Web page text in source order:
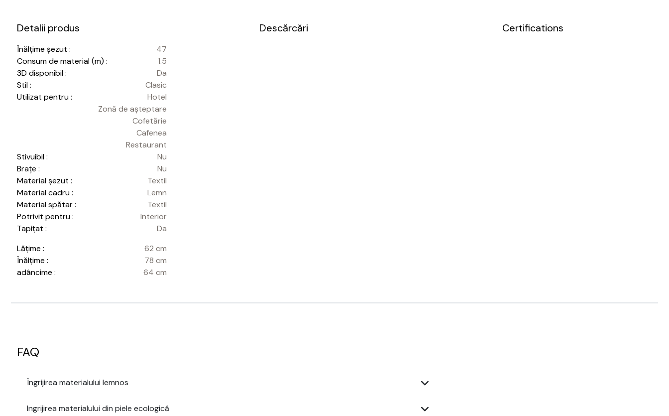
Detalii produs
Înălțime șezut :
47
Consum de material (m) :
1.5
3D disponibil :
Da
Stil :
Clasic
Utilizat pentru :
Hotel
Zonă de așteptare
Cofetărie
Cafenea
Restaurant
Stivuibil :
Nu
Brațe :
Nu
Material șezut :
Textil
Material cadru :
Lemn
Material spătar :
Textil
Potrivit pentru :
Interior
Tapițat :
Da
Lățime :
62 cm
Înălțime :
78 cm
adâncime :
64 cm
Descărcări Certifications
FAQ
Îngrijirea materialului lemnos
Ingrijirea materialului din piele ecologică